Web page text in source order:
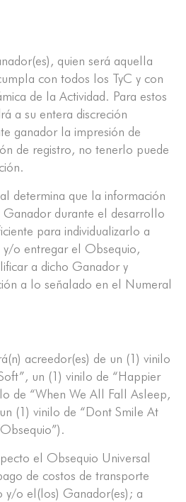
quien será aquella
con todos los TyC y con
de la Actividad. Para estos
a su entera discreción
ganador la impresión de
de registro, no tenerlo puede
determina que la información
Ganador durante el desarrollo
para individualizarlo a
o entregar el Obsequio,
a dicho Ganador y
a lo señalado en el Numeral
acreedor(es) de un (1) vinilo
un (1) vinilo de “Happier
de “When We All Fall Asleep,
(1) vinilo de “Dont Smile At
el Obsequio Universal
de costos de transporte
y/o el(los) Ganador(es); a